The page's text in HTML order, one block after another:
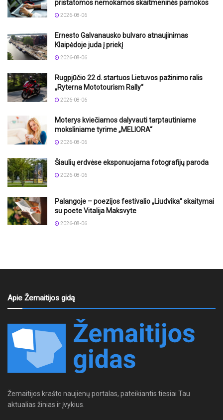
pristatomos nemokamos skaitmeninės pamokos
2026-08-06
Ernesto Galvanausko bulvaro atnaujinimas
Klaipėdoje juda į priekį
2026-08-06
Rugpjūčio 22 d. startuos Lietuvos pažinimo ralis
„Ryterna Mototourism Rally“
2026-08-06
Moterys kviečiamos dalyvauti tarptautiniame
moksliniame tyrime „MELIORA“
2026-08-06
Šiaulių erdvėse eksponuojama fotografijų paroda
2026-08-06
Palangoje – poezijos festivalio „Liudvika“ skaitymai
su poete Vitalija Maksvyte
2026-08-06
Apie Žemaitijos gidą
Žemaitijos krašto naujienų portalas, pateikiantis tiesiai Tau
aktualias žinias ir įvykius.